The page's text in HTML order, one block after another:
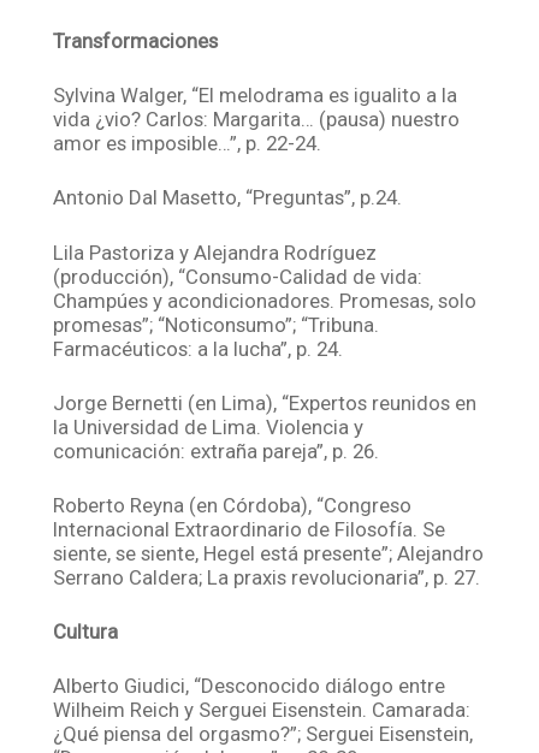
Transformaciones
Sylvina Walger, “El melodrama es igualito a la
vida ¿vio? Carlos: Margarita… (pausa) nuestro
amor es imposible…”, p. 22-24.
Antonio Dal Masetto, “Preguntas”, p.24.
Lila Pastoriza y Alejandra Rodríguez
(producción), “Consumo-Calidad de vida:
Champúes y acondicionadores. Promesas, solo
promesas”; “Noticonsumo”; “Tribuna.
Farmacéuticos: a la lucha”, p. 24.
Jorge Bernetti (en Lima), “Expertos reunidos en
la Universidad de Lima. Violencia y
comunicación: extraña pareja”, p. 26.
Roberto Reyna (en Córdoba), “Congreso
Internacional Extraordinario de Filosofía. Se
siente, se siente, Hegel está presente”; Alejandro
Serrano Caldera; La praxis revolucionaria”, p. 27.
Cultura
Alberto Giudici, “Desconocido diálogo entre
Wilheim Reich y Serguei Eisenstein. Camarada:
¿Qué piensa del orgasmo?”; Serguei Eisenstein,